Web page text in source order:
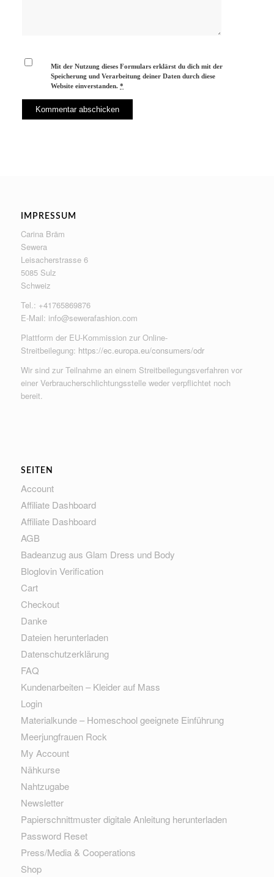
Mit der Nutzung dieses Formulars erklärst du dich mit der
Speicherung und Verarbeitung deiner Daten durch diese
Website einverstanden.*
IMPRESSUM
Carina Bräm
Sewera
Leisacherstrasse 6
5085 Sulz
Schweiz
Tel.: +41765869876
E-Mail: info@sewerafashion.com
Plattform der EU-Kommission zur Online-
Streitbeilegung: https://ec.europa.eu/consumers/odr
Wir sind zur Teilnahme an einem Streitbeilegungsverfahren vor
einer Verbraucherschlichtungsstelle weder verpflichtet noch
bereit.
SEITEN
Account
Affiliate Dashboard
Affiliate Dashboard
AGB
Badeanzug aus Glam Dress und Body
Bloglovin Verification
Cart
Checkout
Danke
Dateien herunterladen
Datenschutzerklärung
FAQ
Kundenarbeiten – Kleider auf Mass
Login
Materialkunde – Homeschool geeignete Einführung
Meerjungfrauen Rock
My Account
Nähkurse
Nahtzugabe
Newsletter
Papierschnittmuster digitale Anleitung herunterladen
Password Reset
Press/Media & Cooperations
Shop